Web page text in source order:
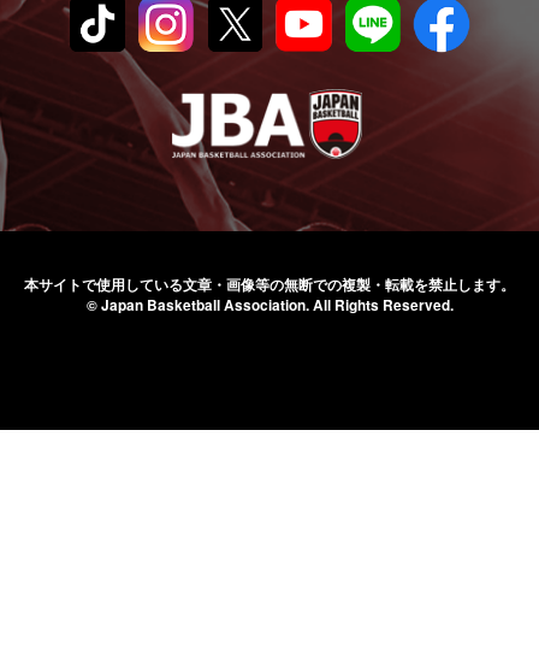
本サイトで使用している文章・画像等の無断での複製・転載を禁止します。
© Japan Basketball Association.All Rights Reserved.